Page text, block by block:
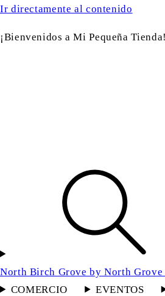
Ir directamente al contenido
¡Bienvenidos a Mi Pequeña Tienda!
North Birch Grove by North Grove
COMERCIO
EVENTOS